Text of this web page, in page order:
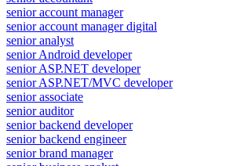
senior account manager
senior account manager digital
senior analyst
senior Android developer
senior ASP.NET developer
senior ASP.NET/MVC developer
senior associate
senior auditor
senior backend developer
senior backend engineer
senior brand manager